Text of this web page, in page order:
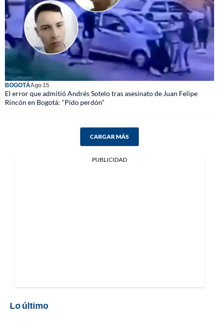
BOGOTÁAgo 15
El error que admitió Andrés Sotelo tras asesinato de Juan Felipe
Rincón en Bogotá: "Pido perdón"
CARGAR MÁS
PUBLICIDAD
Lo último